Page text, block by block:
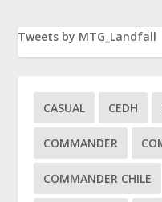
Tweets by MTG_Landfall
CASUAL CEDH
COMMANDER
COMMANDER CHILE